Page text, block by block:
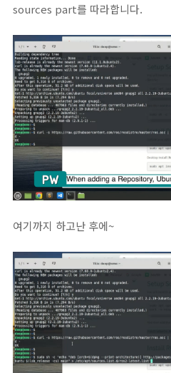
sources part를 따라합니다.
여기까지 하고난 후에~